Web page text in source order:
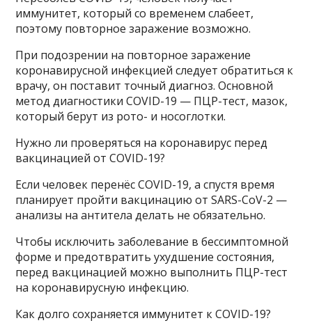
иммунитет, который со временем слабеет,
поэтому повторное заражение возможно.
При подозрении на повторное заражение
коронавирусной инфекцией следует обратиться к
врачу, он поставит точный диагноз. Основной
метод диагностики COVID-19 — ПЦР-тест, мазок,
который берут из рото- и носоглотки.
Нужно ли проверяться на коронавирус перед
вакцинацией от COVID-19?
Если человек перенёс COVID-19, а спустя время
планирует пройти вакцинацию от SARS-CoV-2 —
анализы на антитела делать не обязательно.
Чтобы исключить заболевание в бессимптомной
форме и предотвратить ухудшение состояния,
перед вакцинацией можно выполнить ПЦР-тест
на коронавирусную инфекцию.
Как долго сохраняется иммунитет к COVID-19?